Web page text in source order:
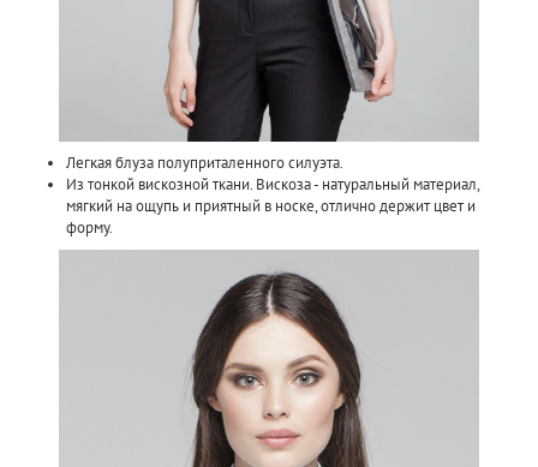
Легкая блуза полуприталенного силуэта.
Из тонкой вискозной ткани. Вискоза - натуральный материал,
мягкий на ощупь и приятный в носке, отлично держит цвет и
форму.